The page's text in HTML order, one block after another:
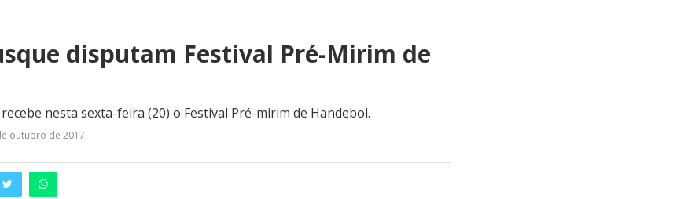
disputam Festival Pré-Mirim de
nesta sexta-feira (20) o Festival Pré-mirim de Handebol.
outubro de 2017